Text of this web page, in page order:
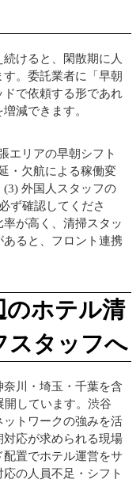
けると、閑散期に人
。委託業者に「早朝
で依頼する形であれ
減できます。
エリアの早朝シフト
・欠航による稼働変
外国人スタッフの
ず確認してくださ
が高く、清掃スタッ
ると、フロント連携
のホテル清
スタッフへ
川・埼玉・千葉を含
開しています。渋谷
トワークの強みを活
応が求められる現場
置でホテル運営をサ
の人員不足・シフト